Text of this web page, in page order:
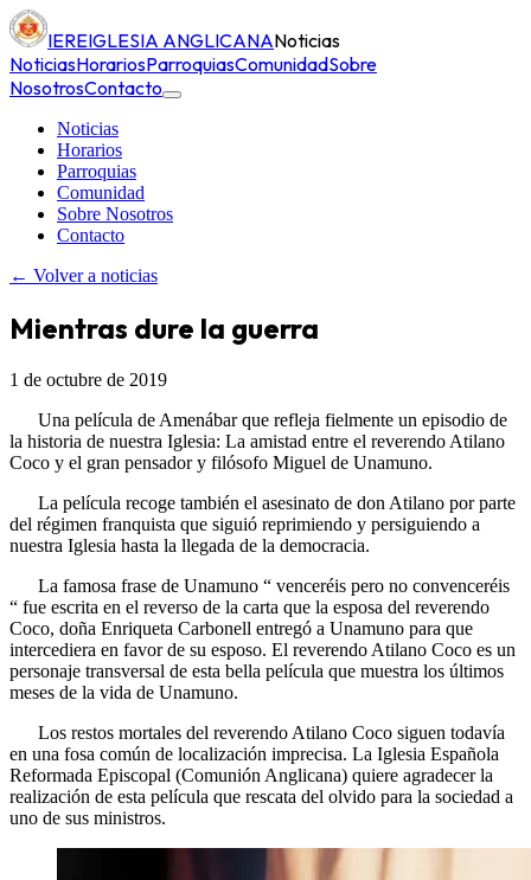
IEREIGLESIA ANGLICANANoticias
NoticiasHorariosParroquiasComunidadSobre
NosotrosContacto
Noticias
Horarios
Parroquias
Comunidad
Sobre Nosotros
Contacto
← Volver a noticias
Mientras dure la guerra
1 de octubre de 2019
Una película de Amenábar que refleja fielmente un episodio de
la historia de nuestra Iglesia: La amistad entre el reverendo Atilano
Coco y el gran pensador y filósofo Miguel de Unamuno.
La película recoge también el asesinato de don Atilano por parte
del régimen franquista que siguió reprimiendo y persiguiendo a
nuestra Iglesia hasta la llegada de la democracia.
La famosa frase de Unamuno “ venceréis pero no convenceréis
“ fue escrita en el reverso de la carta que la esposa del reverendo
Coco, doña Enriqueta Carbonell entregó a Unamuno para que
intercediera en favor de su esposo. El reverendo Atilano Coco es un
personaje transversal de esta bella película que muestra los últimos
meses de la vida de Unamuno.
Los restos mortales del reverendo Atilano Coco siguen todavía
en una fosa común de localización imprecisa. La Iglesia Española
Reformada Episcopal (Comunión Anglicana) quiere agradecer la
realización de esta película que rescata del olvido para la sociedad a
uno de sus ministros.